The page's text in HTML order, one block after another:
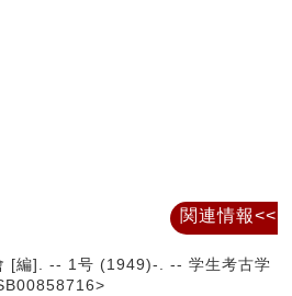
[編]. -- 1号 (1949)-. -- 学生考古学
関連情報<<